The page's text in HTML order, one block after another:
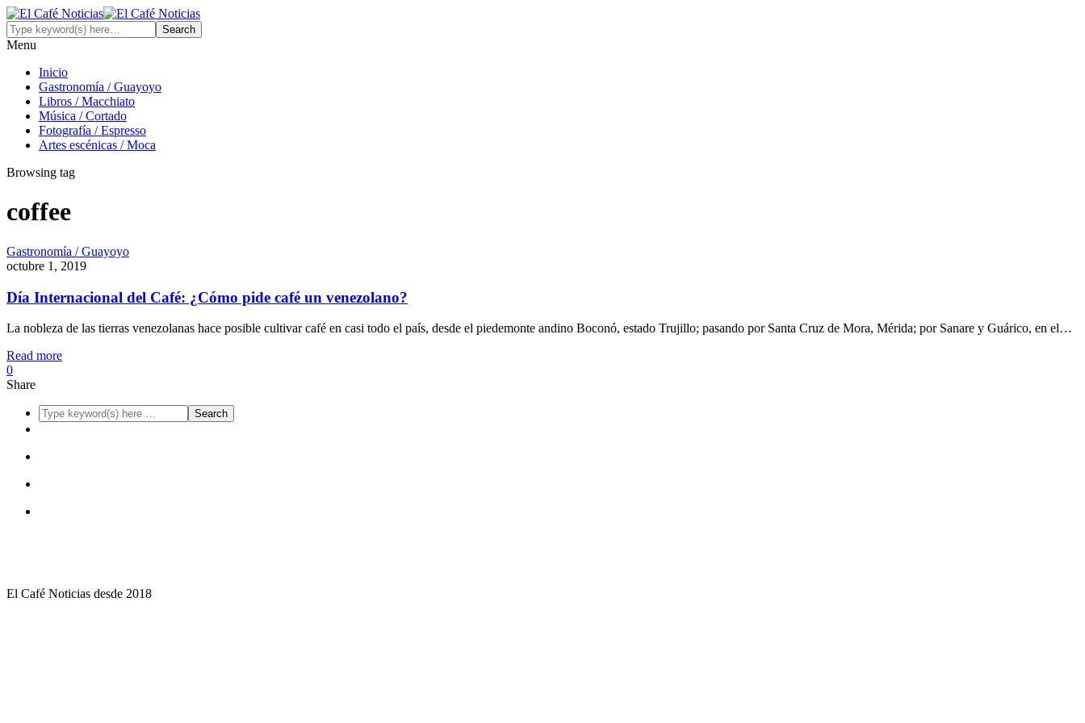
Menu
Inicio
Gastronomía / Guayoyo
Libros / Macchiato
Música / Cortado
Fotografía / Espresso
Artes escénicas / Moca
Browsing tag
coffee
Gastronomía / Guayoyo
octubre 1, 2019
Día Internacional del Café: ¿Cómo pide café un venezolano?
La nobleza de las tierras venezolanas hace posible cultivar café en casi todo el país, desde el piedemonte andino Boconó, estado Trujillo; pasando por Santa Cruz de Mora, Mérida; por Sanare y Guárico, en el…
Read more
0
Share
El Café Noticias desde 2018